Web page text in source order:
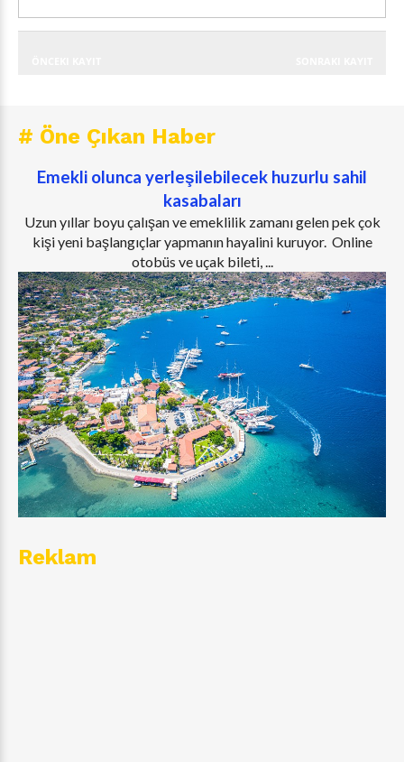
# Öne Çıkan Haber
Emekli olunca yerleşilebilecek huzurlu sahil
kasabaları
Uzun yıllar boyu çalışan ve emeklilik zamanı gelen pek çok
kişi yeni başlangıçlar yapmanın hayalini kuruyor. Online
otobüs ve uçak bileti, ...
Reklam